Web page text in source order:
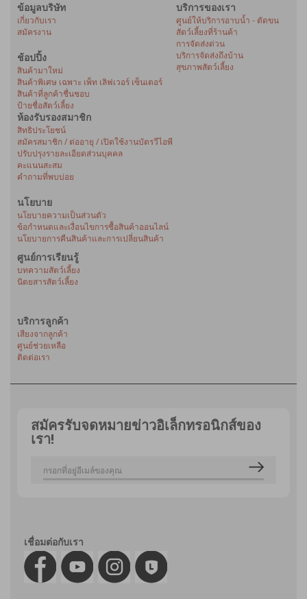
ข้อมูลบริษัท
เกี่ยวกับเรา
สมัครงาน
ช้อปปิ้ง
สินค้ามาใหม่
สินค้าพิเศษ เฉพาะ เพ็ท เลิฟเวอร์ เซ็นเตอร์
สินค้าที่ลูกค้าชื่นชอบ
ป้ายชื่อสัตว์เลี้ยง
บริการของเรา
ศูนย์ให้บริการอาบน้ำ - ตัดขน
สัตว์เลี้ยงที่ร้านค้า
การจัดส่งด่วน
บริการจัดส่งถึงบ้าน
สุขภาพสัตว์เลี้ยง
ห้องรับรองสมาชิก
สิทธิประโยชน์
สมัครสมาชิก / ต่ออายุ / เปิดใช้งานบัตรวีไอพี
ปรับปรุงรายละเอียดส่วนบุคคล
คะแนนสะสม
คำถามที่พบบ่อย
นโยบาย
นโยบายความเป็นส่วนตัว
ข้อกำหนดและเงื่อนไขการซื้อสินค้าออนไลน์
นโยบายการคืนสินค้าและการเปลี่ยนสินค้า
ศูนย์การเรียนรู้
บทความสัตว์เลี้ยง
นิตยสารสัตว์เลี้ยง
บริการลูกค้า
เสียงจากลูกค้า
ศูนย์ช่วยเหลือ
ติดต่อเรา
สมัครรับจดหมายข่าวอิเล็กทรอนิกส์ของ
เรา!
เชื่อมต่อกับเรา